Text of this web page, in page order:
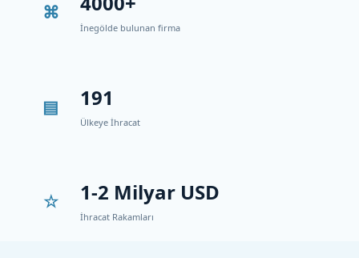
İnegölde bulunan firma
191
Ülkeye İhracat
1-2 Milyar USD
İhracat Rakamları